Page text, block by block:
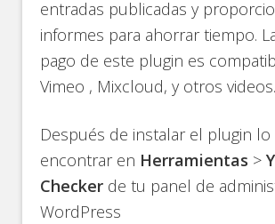
entradas publicadas y
informes para ahorrar tiempo.
pago de este plugin es
Vimeo , Mixcloud, y otros videos.
Después de instalar el plugin
encontrar en Herramientas >
Checker de tu panel de
WordPress